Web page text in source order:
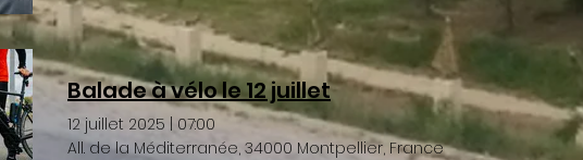
Balade à vélo le 12 juillet
12 juillet 2025 | 07:00
All. de la Méditerranée, 34000 Montpellier, France